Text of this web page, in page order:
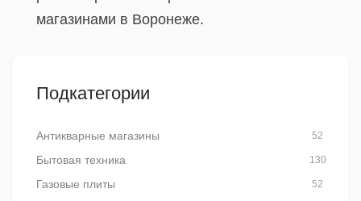
магазинами в Воронеже.
Подкатегории
Антикварные магазины 52
Бытовая техника 130
Газовые плиты 52